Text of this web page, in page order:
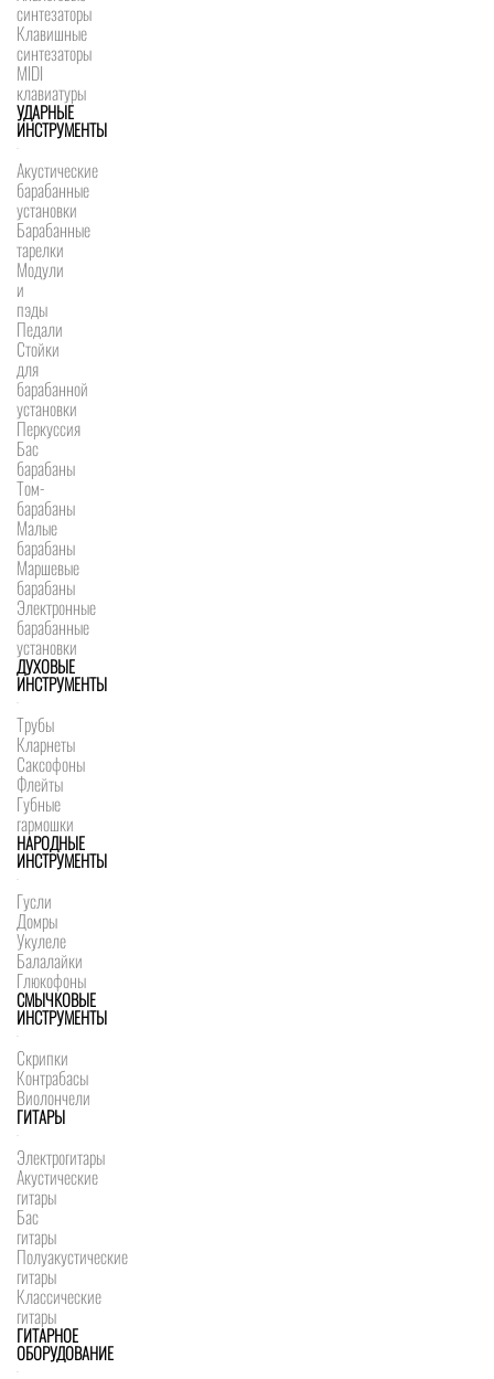
синтезаторы
Клавишные
синтезаторы
MIDI
клавиатуры
УДАРНЫЕ
ИНСТРУМЕНТЫ
Акустические
барабанные
установки
Барабанные
тарелки
Модули
и
пэды
Педали
Стойки
для
барабанной
установки
Перкуссия
Бас
барабаны
Том-
барабаны
Малые
барабаны
Маршевые
барабаны
Электронные
барабанные
установки
ДУХОВЫЕ
ИНСТРУМЕНТЫ
Трубы
Кларнеты
Саксофоны
Флейты
Губные
гармошки
НАРОДНЫЕ
ИНСТРУМЕНТЫ
Гусли
Домры
Укулеле
Балалайки
Глюкофоны
СМЫЧКОВЫЕ
ИНСТРУМЕНТЫ
Скрипки
Контрабасы
Виолончели
ГИТАРЫ
Электрогитары
Акустические
гитары
Бас
гитары
Полуакустические
гитары
Классические
гитары
ГИТАРНОЕ
ОБОРУДОВАНИЕ